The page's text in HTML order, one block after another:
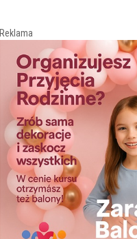
Reklama